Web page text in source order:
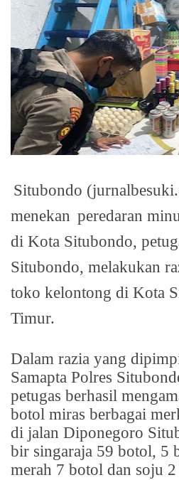
Situbondo
menekan peredaran
di Kota Situbondo,
Situbondo, melakukan
toko kelontong di Kota
Timur.
Dalam razia yang
Samapta Polres
petugas berhasil
botol miras berbagai
di jalan Diponegoro
bir singaraja 59 botol, 5
merah 7 botol dan soju